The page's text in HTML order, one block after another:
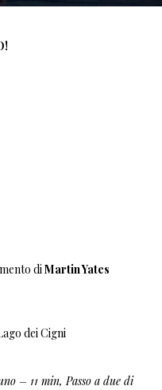
diMartin Yates
dei Cigni
– 11 min, Passo a due di